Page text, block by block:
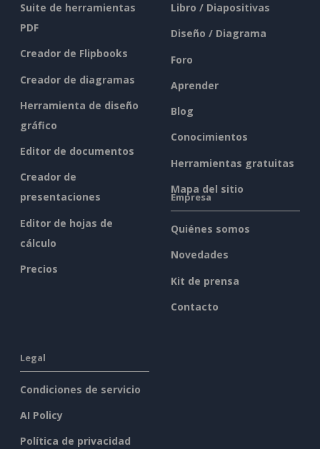
Suite de herramientas
PDF
Creador de Flipbooks
Creador de diagramas
Herramienta de diseño
gráfico
Editor de documentos
Creador de
presentaciones
Editor de hojas de
cálculo
Precios
Libro / Diapositivas
Diseño / Diagrama
Foro
Aprender
Blog
Conocimientos
Herramientas gratuitas
Mapa del sitio
Empresa
Quiénes somos
Novedades
Kit de prensa
Contacto
Legal
Condiciones de servicio
AI Policy
Política de privacidad